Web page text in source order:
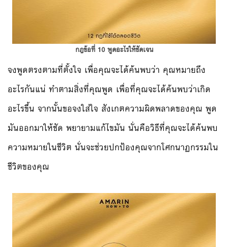
กฎข้อที่ 10 พูดอะไรให้ชัดเจน
จงพูดตรงตามที่ตั้งใจ เพื่อคุณจะได้ค้นพบว่า คุณหมายถึง
อะไรกันแน่ ทำตามสิ่งที่คุณพูด เพื่อที่คุณจะได้ค้นพบว่าเกิด
อะไรขึ้น จากนั้นขอจงใส่ใจ สังเกตความผิดพลาดของคุณ พูด
มันออกมาให้ชัด พยายามแก้ไขมัน นั่นคือวิธีที่คุณจะได้ค้นพบ
ความหมายในชีวิต นั่นจะช่วยปกป้องคุณจากโศกนาฏกรรมใน
ชีวิตของคุณ